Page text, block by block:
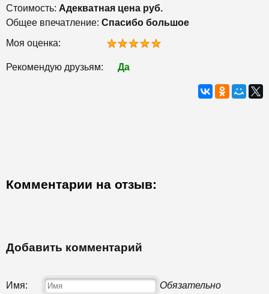
Стоимость: Адекватная цена руб.
Общее впечатление: Спасибо большое
Моя оценка:
Рекомендую друзьям: Да
Комментарии на отзыв:
Добавить комментарий
Имя: Обязательно